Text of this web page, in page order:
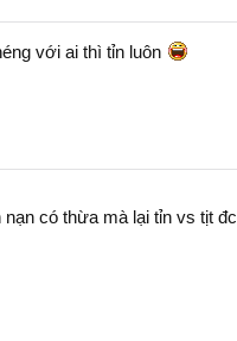
với ai thì tỉn luôn
có thừa mà lại tỉn vs tịt đc